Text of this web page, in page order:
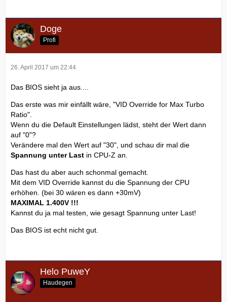
Doge
Profi
26. April 2017 um 22:44
Das BIOS sieht ja aus....
Das erste was mir einfällt wäre, "VID Override for Max Turbo
Ratio".
Wenn du die Default Einstellungen lädst, steht der Wert dann
auf "0"?
Verändere mal den Wert auf "30", und schau dir mal die
Spannung unter Last in CPU-Z an.
Das hast du aber auch schonmal gemacht.
Mit dem VID Override kannst du die Spannung der CPU
erhöhen. (bei 30 wären es dann +30mV)
MAXIMAL 1.400V !!!
Kannst du ja mal testen, wie gesagt Spannung unter Last!
Das BIOS ist echt nicht gut.
Helo PuweY
Haudegen